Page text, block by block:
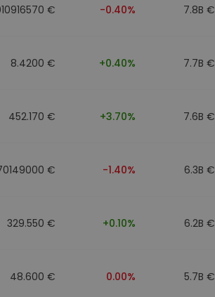
€ -0.40% 7.8B €
8.4200 € +0.40% 7.7B €
452.170 € +3.70% 7.6B €
€ -1.40% 6.3B €
329.550 € +0.10% 6.2B €
48.600 € 0.00% 5.7B €